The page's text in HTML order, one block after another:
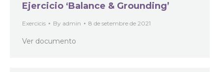
Ejercicio ‘Balance & Grounding’
Exercicis By admin 8 de setembre de 2021
Ver documento